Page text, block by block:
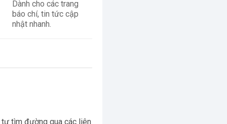
Dành cho các trang
báo chí, tin tức cập
nhật nhanh.
tìm đường qua các liên